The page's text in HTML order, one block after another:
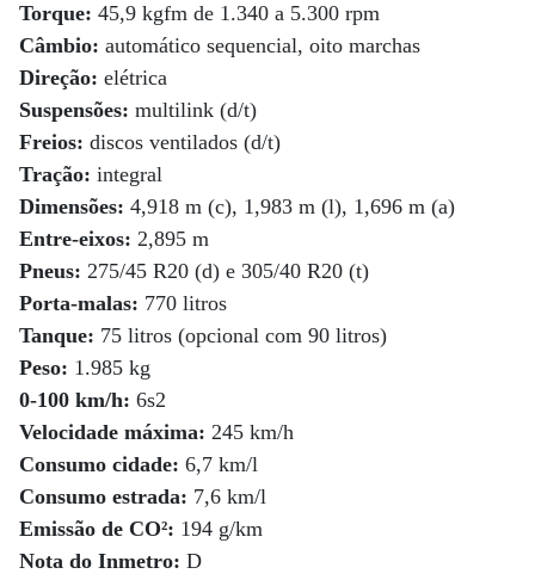
Torque: 45,9 kgfm de 1.340 a 5.300 rpm
Câmbio: automático sequencial, oito marchas
Direção: elétrica
Suspensões: multilink (d/t)
Freios: discos ventilados (d/t)
Tração: integral
Dimensões: 4,918 m (c), 1,983 m (l), 1,696 m (a)
Entre-eixos: 2,895 m
Pneus: 275/45 R20 (d) e 305/40 R20 (t)
Porta-malas: 770 litros
Tanque: 75 litros (opcional com 90 litros)
Peso: 1.985 kg
0-100 km/h: 6s2
Velocidade máxima: 245 km/h
Consumo cidade: 6,7 km/l
Consumo estrada: 7,6 km/l
Emissão de CO²: 194 g/km
Nota do Inmetro: D